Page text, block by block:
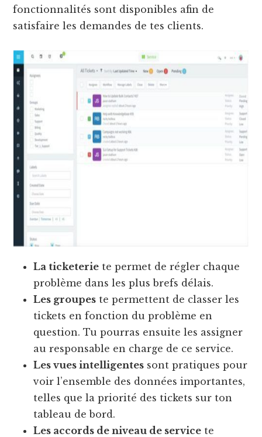
fonctionnalités sont disponibles afin de
satisfaire les demandes de tes clients.
La ticketerie te permet de régler chaque
problème dans les plus brefs délais.
Les groupes te permettent de classer les
tickets en fonction du problème en
question. Tu pourras ensuite les assigner
au responsable en charge de ce service.
Les vues intelligentes sont pratiques pour
voir l’ensemble des données importantes,
telles que la priorité des tickets sur ton
tableau de bord.
Les accords de niveau de service te